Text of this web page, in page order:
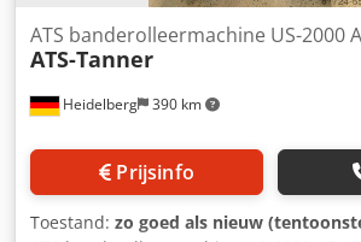
Heidelberg 390 km
ATS banderolleermachine US-2000
ATS-Tanner
Prijsinfo
Toestand: zo goed als nieuw